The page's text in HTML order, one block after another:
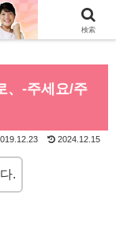
こちら>>
、-주세요/주
2024.12.15
.
検索